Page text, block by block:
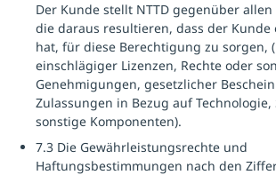
Der Kunde stellt NTTD gegenüber
die daraus resultieren, dass der Kunde
hat, für diese Berechtigung zu sorgen,
einschlägiger Lizenzen, Rechte oder
Genehmigungen, gesetzlicher
Zulassungen in Bezug auf
sonstige Komponenten).
7.3 Die Gewährleistungsrechte und
Haftungsbestimmungen nach den